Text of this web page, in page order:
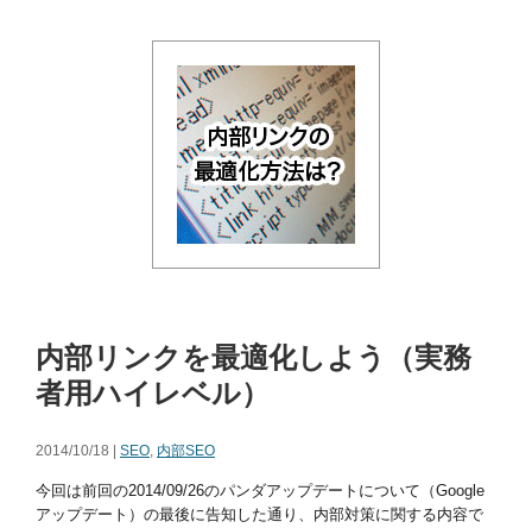
内部リンクを最適化しよう（実務
者用ハイレベル）
2014/10/18 | SEO, 内部SEO
今回は前回の2014/09/26のパンダアップデートについて（Google
アップデート）の最後に告知した通り、内部対策に関する内容で